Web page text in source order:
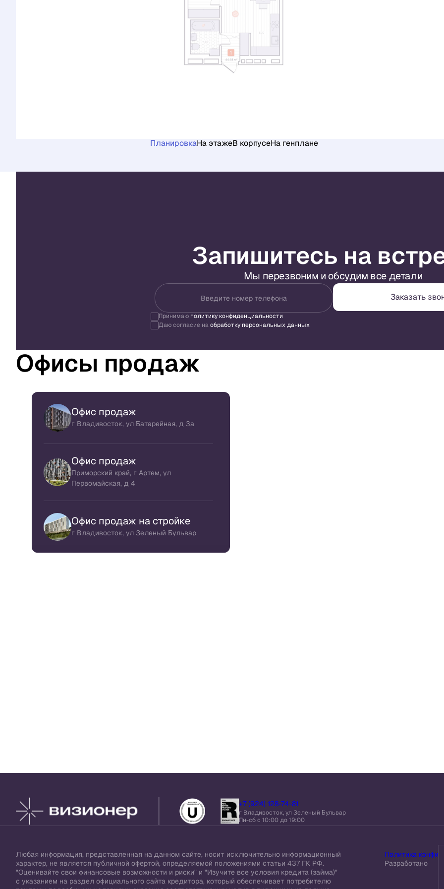
ПланировкаНа этажеВ корпусеНа генплане
Запишитесь на
Мы перезвоним и обсудим все детали
Введите номер телефона Заказать
Принимаю политику конфиденциальности
Даю согласие наобработку персональных данных
Офисы продаж
Офис продаж
г Владивосток, ул Батарейная, д 3а
Офис продаж
Приморский край, г Артем, ул
Первомайская, д 4
Офис продаж на стройке
г Владивосток, ул Зеленый Бульвар
+7 (924) 128-74-81
г Владивосток, ул Зеленый Бульвар
Пн-сб c 10:00 до 19:00
Любая информация, представленная на данном сайте, носит исключительно информационный
характер, не является публичной офертой, определяемой положениями статьи 437 ГК РФ.
"Оценивайте свои финансовые возможности и риски" и "Изучите все условия кредита (займа)"
с указанием на раздел официального сайта кредитора, который обеспечивает потребителю
Политика
Разработано